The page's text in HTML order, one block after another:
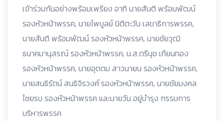
เข้าร่วมกันอย่างพร้อมเพรียง อาทิ นายสันติ พร้อมพัฒน์
รองหัวหน้าพรรค, นายไพบูลย์ นิติตะวัน เลขาธิการพรรค,
นายสันติ พร้อมพัฒน์ รองหัวหน้าพรรค, นายชัยวุฒิ
ธนาคมานุสรณ์ รองหัวหน้าพรรค, น.ส.ตรีนุช เทียนทอง
รองหัวหน้าพรรค, นายอุตตม สาวนายน รองหัวหน้าพรรค,
นายสนธิรัตน์ สนธิจิรวงศ์ รองหัวหน้าพรรค, นายชัยมงคล
ไชยรบ รองหัวหน้าพรรค และนายวัน อยู่บำรุง กรรมการ
บริหารพรรค